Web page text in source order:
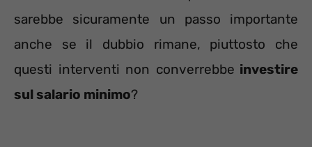
sarebbe sicuramente un passo importante
anche se il dubbio rimane, piuttosto che
questi interventi non converrebbe investire
sul salario minimo?